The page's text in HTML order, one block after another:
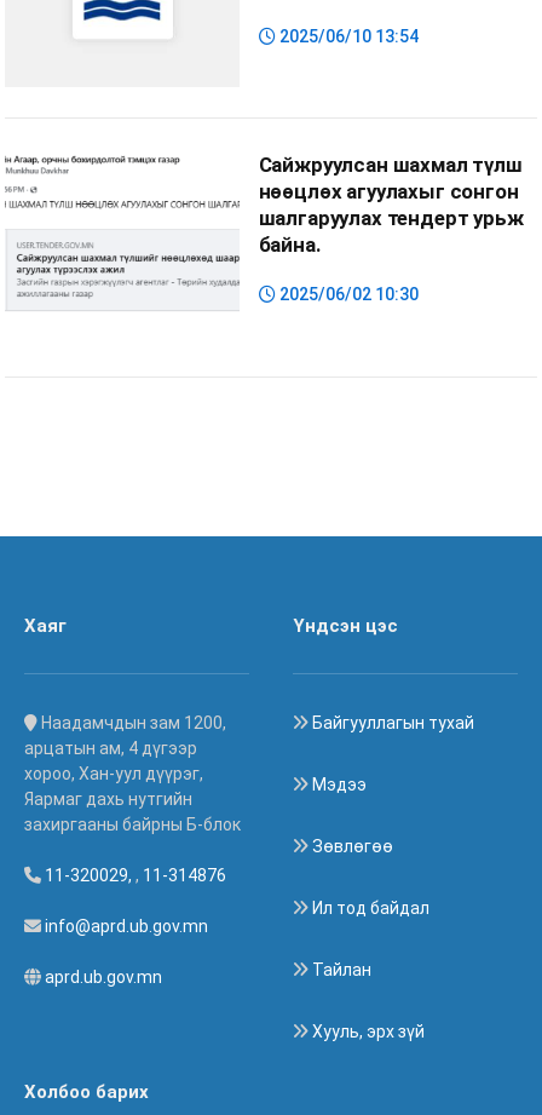
тендерийн бичиг баримт
2025/06/10 13:54
Сайжруулсан шахмал түлш
нөөцлөх агуулахыг сонгон
шалгаруулах тендерт урьж
байна.
2025/06/02 10:30
Хаяг
Наадамчдын зам 1200,
арцатын ам, 4 дүгээр
хороо, Хан-уул дүүрэг,
Яармаг дахь нутгийн
захиргааны байрны Б-блок
11-320029, , 11-314876
info@aprd.ub.gov.mn
aprd.ub.gov.mn
Үндсэн цэс
Байгууллагын тухай
Мэдээ
Зөвлөгөө
Ил тод байдал
Тайлан
Хууль, эрх зүй
Холбоо барих